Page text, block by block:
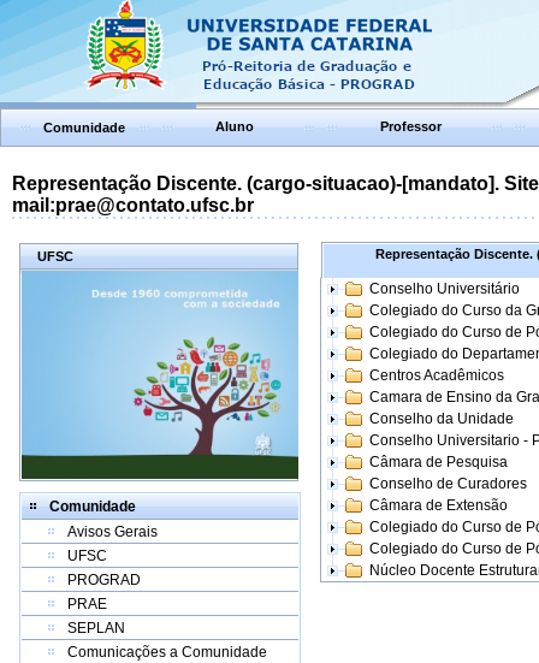
Comunidade Aluno Professor
Representação Discente. (cargo-situacao)-[mandato].
mail:prae@contato.ufsc.br
UFSC
Comunidade
Avisos Gerais
UFSC
PROGRAD
PRAE
SEPLAN
Comunicações a Comunidade
Representação Discente.
Conselho Universitário
Colegiado do Curso da
Colegiado do Curso de
Colegiado do
Centros Acadêmicos
Camara de Ensino da
Conselho da Unidade
Conselho Universitario -
Câmara de Pesquisa
Conselho de Curadores
Câmara de Extensão
Colegiado do Curso de
Colegiado do Curso de
Núcleo Docente